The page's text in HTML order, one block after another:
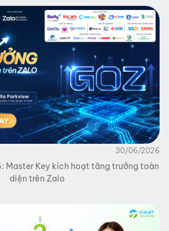
30/06/2026
Master Key kích hoạt tăng trưởng toàn
diện trên Zalo